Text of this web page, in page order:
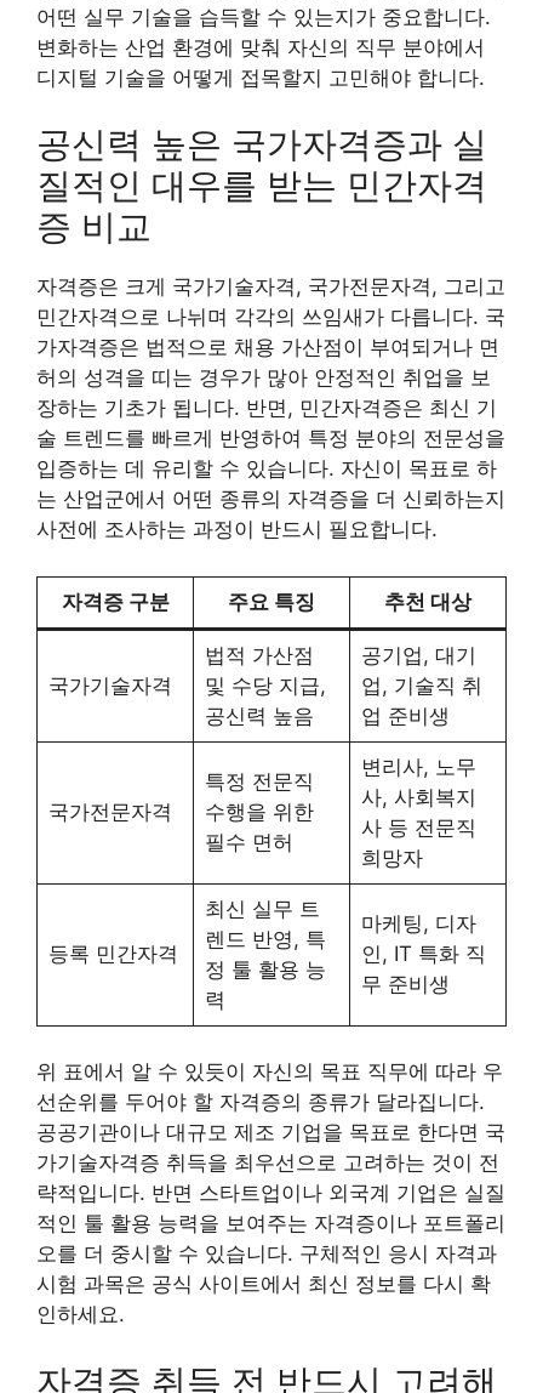
어떤 실무 기술을 습득할 수 있는지가 중요합니다.
변화하는 산업 환경에 맞춰 자신의 직무 분야에서
디지털 기술을 어떻게 접목할지 고민해야 합니다.
공신력 높은 국가자격증과 실
질적인 대우를 받는 민간자격
증 비교
자격증은 크게 국가기술자격, 국가전문자격, 그리고
민간자격으로 나뉘며 각각의 쓰임새가 다릅니다. 국
가자격증은 법적으로 채용 가산점이 부여되거나 면
허의 성격을 띠는 경우가 많아 안정적인 취업을 보
장하는 기초가 됩니다. 반면, 민간자격증은 최신 기
술 트렌드를 빠르게 반영하여 특정 분야의 전문성을
입증하는 데 유리할 수 있습니다. 자신이 목표로 하
는 산업군에서 어떤 종류의 자격증을 더 신뢰하는지
사전에 조사하는 과정이 반드시 필요합니다.
자격증 구분 주요 특징 추천 대상
국가기술자격
법적 가산점
및 수당 지급,
공신력 높음
공기업, 대기
업, 기술직 취
업 준비생
국가전문자격
특정 전문직
수행을 위한
필수 면허
변리사, 노무
사, 사회복지
사 등 전문직
희망자
등록 민간자격
최신 실무 트
렌드 반영, 특
정 툴 활용 능
력
마케팅, 디자
인, IT 특화 직
무 준비생
위 표에서 알 수 있듯이 자신의 목표 직무에 따라 우
선순위를 두어야 할 자격증의 종류가 달라집니다.
공공기관이나 대규모 제조 기업을 목표로 한다면 국
가기술자격증 취득을 최우선으로 고려하는 것이 전
략적입니다. 반면 스타트업이나 외국계 기업은 실질
적인 툴 활용 능력을 보여주는 자격증이나 포트폴리
오를 더 중시할 수 있습니다. 구체적인 응시 자격과
시험 과목은 공식 사이트에서 최신 정보를 다시 확
인하세요.
자격증 취득 전 반드시 고려해